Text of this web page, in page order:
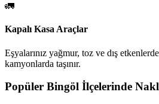
🚛
Kapalı Kasa Araçlar
Eşyalarınız yağmur, toz ve dış
kamyonlarda taşınır.
Popüler Bingöl İlçelerinde